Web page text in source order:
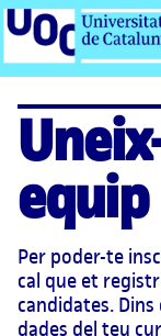
equip
Per poder-te
cal que et
candidates.
dades del teu